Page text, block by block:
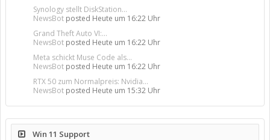
Synology stellt DiskStation...
NewsBot posted Heute um 16:22 Uhr
Grand Theft Auto VI:...
NewsBot posted Heute um 16:22 Uhr
Meta schickt Muse Code als...
NewsBot posted Heute um 16:22 Uhr
RTX 50 zum Normalpreis: Nvidia...
NewsBot posted Heute um 15:32 Uhr
Win 11 Support